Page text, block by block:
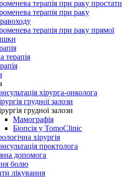
терапія при раку простати
терапія при раку
терапія при раку прямої
терапія
хірурга-онколога
грудної залози
грудної залози
Мамографія
Біопсія у TomoClinic
хірургія
проктолога
допомога
болю
лікування